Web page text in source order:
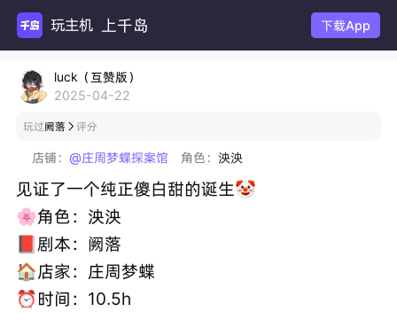
玩主机游 上千岛 下载App
luck（互赞版）
2025-04-22
玩过阙落  评分
店铺： @庄周梦蝶探案馆 角色： 泱泱
见证了一个纯正傻白甜的诞生🤡
🌸角色：泱泱
📕剧本：阙落
🏠店家：庄周梦蝶
⏰时间：10.5h